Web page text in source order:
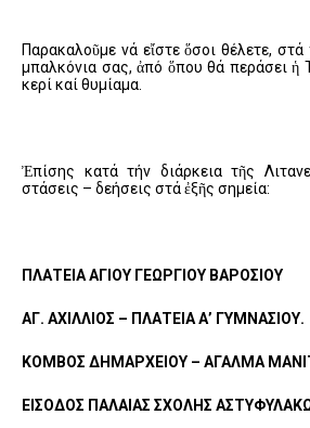
Παρακαλοῦμε νά εἴστε ὅσοι θέλετε,
μπαλκόνια σας, ἀπό ὅπου θά περάσει ἡ
κερί καί θυμίαμα.
Ἐπίσης κατά τήν διάρκεια τῆς
στάσεις – δεήσεις στά ἐξῆς σημεία:
ΠΛΑΤΕΙΑ ΑΓΙΟΥ ΓΕΩΡΓΙΟΥ ΒΑΡΟΣΙΟΥ
ΑΓ. ΑΧΙΛΛΙΟΣ – ΠΛΑΤΕΙΑ Α’ ΓΥΜΝΑΣΙΟΥ.
ΚΟΜΒΟΣ ΔΗΜΑΡΧΕΙΟΥ – ΑΓΑΛΜΑ
ΕΙΣΟΔΟΣ ΠΑΛΑΙΑΣ ΣΧΟΛΗΣ